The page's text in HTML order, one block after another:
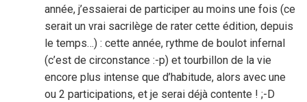
année, j’essaierai de participer au moins une fois (ce
serait un vrai sacrilège de rater cette édition, depuis
le temps…) : cette année, rythme de boulot infernal
(c’est de circonstance :-p) et tourbillon de la vie
encore plus intense que d’habitude, alors avec une
ou 2 participations, et je serai déjà contente ! ;-D